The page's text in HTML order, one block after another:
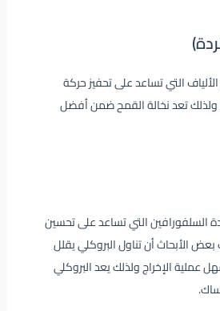
التي تساعد على تحفيز حركة
ولذلك تعد نخالة القمح ضمن أفضل
السلفورافين التي تساعد على تحسين
الأبحاث أن تناول البروكلي يقلل
الإخراج ولذلك يعد البروكلي